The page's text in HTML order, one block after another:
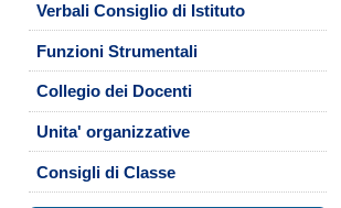
Verbali Consiglio di Istituto
Funzioni Strumentali
Collegio dei Docenti
Unita' organizzative
Consigli di Classe